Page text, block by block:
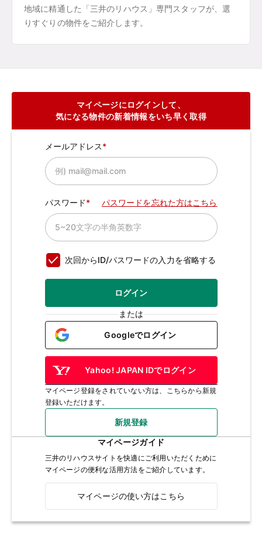
地域に精通した「三井のリハウス」専門スタッフが、選
りすぐりの物件をご紹介します。
マイページにログインして、
気になる物件の新着情報をいち早く取得
メールアドレス
パスワード パスワードを忘れた方はこちら
次回からID/パスワードの入力を省略する
ログイン
または
Googleでログイン
Yahoo! JAPAN IDでログイン
マイページ登録をされていない方は、こちらから新規
登録いただけます。
新規登録
マイページガイド
三井のリハウスサイトを快適にご利用いただくために
マイページの便利な活用方法をご紹介しています。
マイページの使い方はこちら